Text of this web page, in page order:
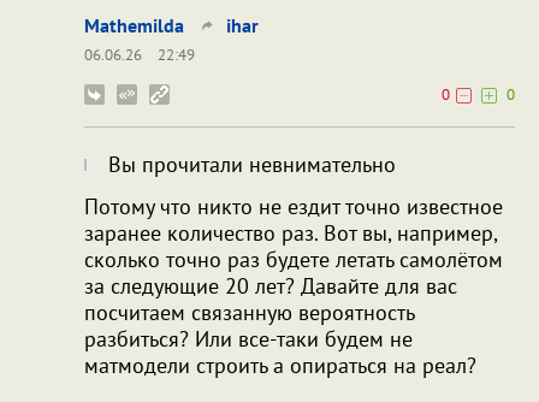
Mathemilda ihar
06.06.26
22:49
0
0
Вы прочитали невнимательно
Потому что никто не ездит точно известное
заранее количество раз. Вот вы, например,
сколько точно раз будете летать самолётом
за следующие 20 лет? Давайте для вас
посчитаем связанную вероятность
разбиться? Или все-таки будем не
матмодели строить а опираться на реал?